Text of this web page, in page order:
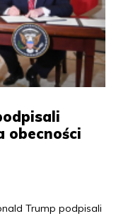
obecności
Trump podpisali